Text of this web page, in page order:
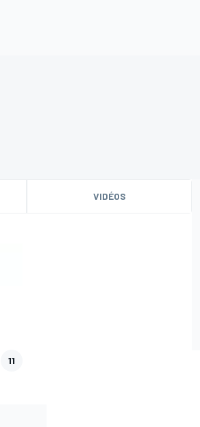
VIDÉOS
11